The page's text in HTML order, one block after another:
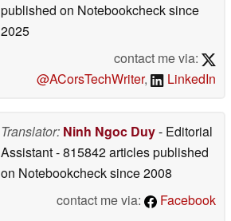
published on Notebookchecksince
2025
contact me via:
@ACorsTechWriter, LinkedIn
Translator: Ninh Ngoc Duy- Editorial
Assistant- 815842 articles published
on Notebookchecksince 2008
contact me via:
Facebook